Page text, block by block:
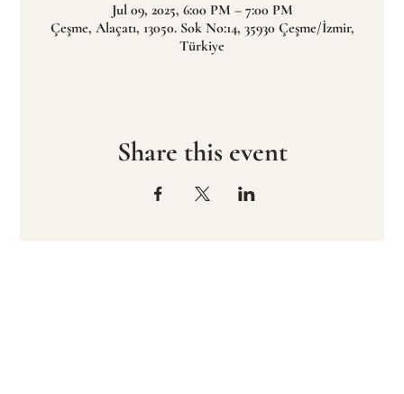
Jul 09, 2025, 6:00 PM – 7:00 PM
Çeşme, Alaçatı, 13050. Sok No:14, 35930 Çeşme/İzmir,
Türkiye
Share this event